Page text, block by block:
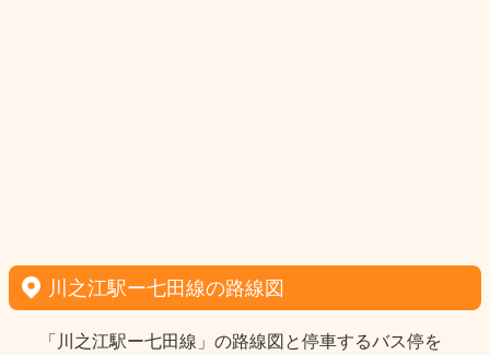
川之江駅ー七田線の路線図
「川之江駅ー七田線」の路線図と停車するバス停を